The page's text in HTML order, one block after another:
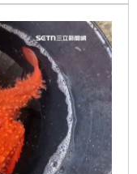
開車真的要隨時注